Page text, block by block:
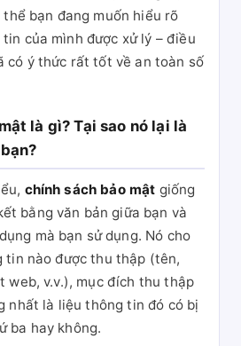
bạn đang muốn hiểu rõ
của mình được xử lý – điều
có ý thức rất tốt về an toàn số
là gì? Tại sao nó lại là
chính sách bảo mật giống
bằng văn bản giữa bạn và
mà bạn sử dụng. Nó cho
tin nào được thu thập (tên,
web, v.v.), mục đích thu thập
nhất là liệu thông tin đó có bị
ba hay không.